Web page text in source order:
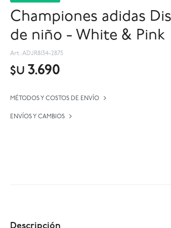
Championes adidas
de niño - White & Pink
ADJR8134-2875
$U 3.690
MÉTODOS Y COSTOS DE ENVÍO
ENVÍOS Y CAMBIOS
Descripción